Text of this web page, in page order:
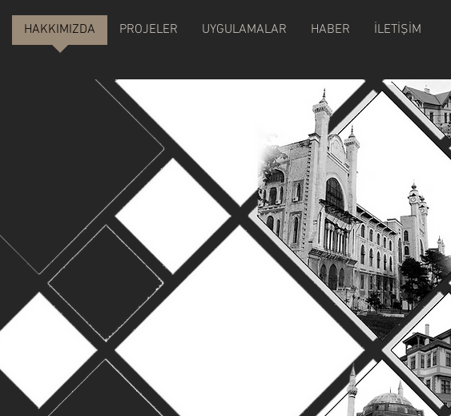
HAKKIMIZDA PROJELER UYGULAMALAR HABER İLETİŞİM